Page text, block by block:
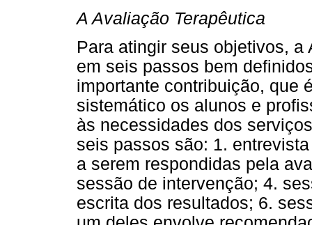
A Avaliação Terapêutica
Para atingir seus objetivos, a
em seis passos bem
importante contribuição, que
sistemático os alunos e
às necessidades dos
seis passos são: 1.
a serem respondidas pela
sessão de intervenção; 4.
escrita dos resultados; 6.